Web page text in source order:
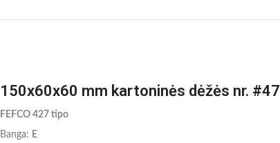
150x60x60 mm kartoninės dėžės nr. #47
FEFCO 427 tipo
Banga: E